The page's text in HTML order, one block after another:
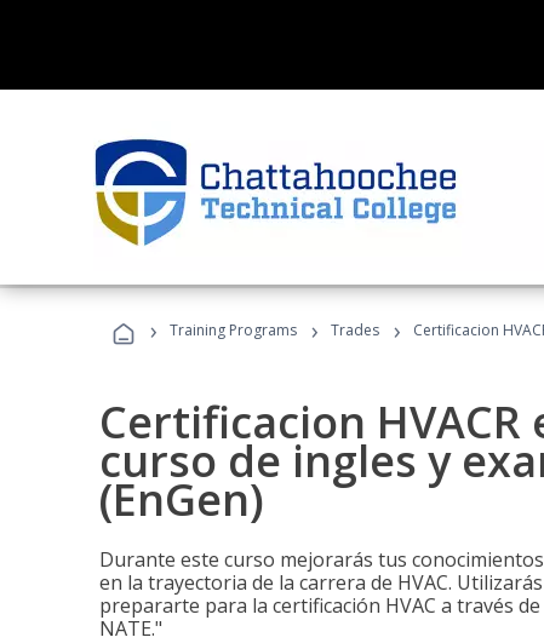
› Training Programs › Trades › Certificacion
Certificacion
curso de ingles y
(EnGen)
Durante este curso mejorarás tus
en la trayectoria de la carrera de HVAC.
prepararte para la certificación HVAC a través
NATE."